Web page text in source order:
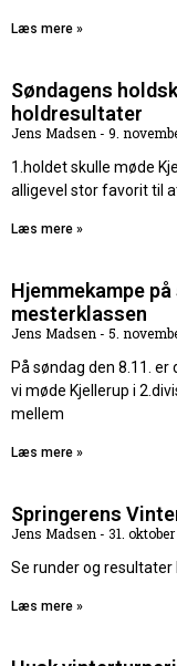
Læs mere »
Søndagens
holdresultater
Jens Madsen
9.
1.holdet skulle møde
alligevel stor favorit til
Læs mere »
Hjemmekampe
mesterklassen
Jens Madsen
5.
På søndag den 8.11.
vi møde Kjellerup i
mellem
Læs mere »
Springerens
Jens Madsen
31. oktober
Se runder og resultater
Læs mere »